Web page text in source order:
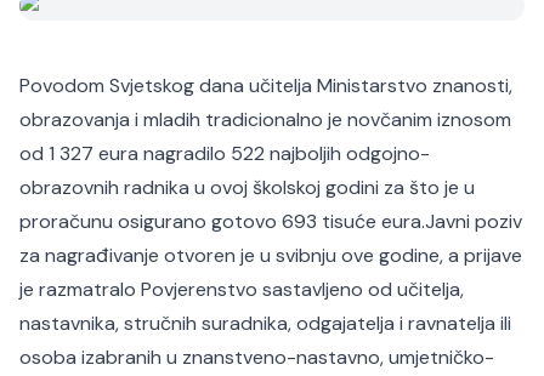
Povodom Svjetskog dana učitelja Ministarstvo znanosti,
obrazovanja i mladih tradicionalno je novčanim iznosom
od 1 327 eura nagradilo 522 najboljih odgojno-
obrazovnih radnika u ovoj školskoj godini za što je u
proračunu osigurano gotovo 693 tisuće eura.Javni poziv
za nagrađivanje otvoren je u svibnju ove godine, a prijave
je razmatralo Povjerenstvo sastavljeno od učitelja,
nastavnika, stručnih suradnika, odgajatelja i ravnatelja ili
osoba izabranih u znanstveno-nastavno, umjetničko-